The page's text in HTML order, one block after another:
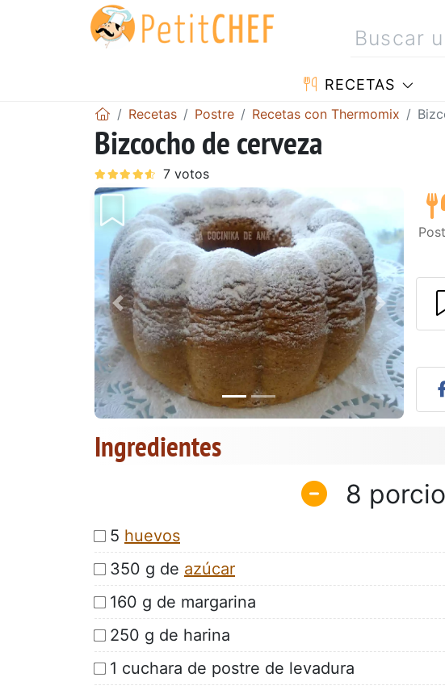
RECETAS
Recetas Postre Recetas con Thermomix
Bizcocho de cerveza
Anterior
Ingredientes
8
5 huevos
350 g de azúcar
160 g de margarina
250 g de harina
1 cuchara de postre de levadura